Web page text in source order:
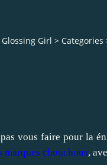
Girl > Categories
vous faire pour la
marques chouchous,